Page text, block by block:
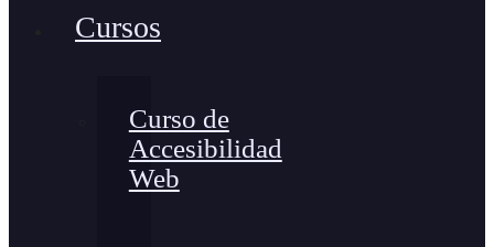
Cursos
Curso de
Accesibilidad
Web